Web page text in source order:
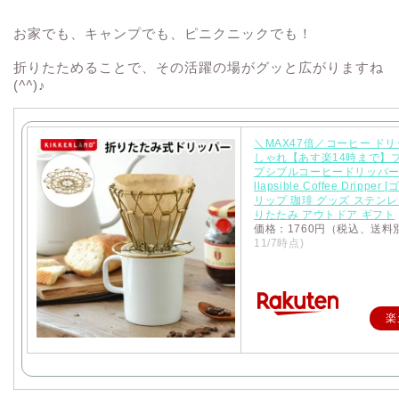
お家でも、キャンプでも、ピニクニックでも！
折りたためることで、その活躍の場がグッと広がりますね
(^^)♪
＼MAX47倍／コーヒー ド
しゃれ【あす楽14時まで】
プシブルコーヒードリッパ
llapsible Coffee Dripper [
リップ 珈琲 グッズ ステン
りたたみ アウトドア ギフト
価格：1760円（税込、送料
11/7時点)